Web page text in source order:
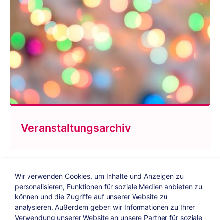
Veranstaltungsarchiv
Wir verwenden Cookies, um Inhalte und Anzeigen zu
personalisieren, Funktionen für soziale Medien anbieten zu
können und die Zugriffe auf unserer Website zu
analysieren. Außerdem geben wir Informationen zu Ihrer
Verwendung unserer Website an unsere Partner für soziale